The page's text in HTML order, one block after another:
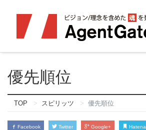
優先順位
TOP スピリッツ 優先順位
Facebook Twitter Google+ Hatena